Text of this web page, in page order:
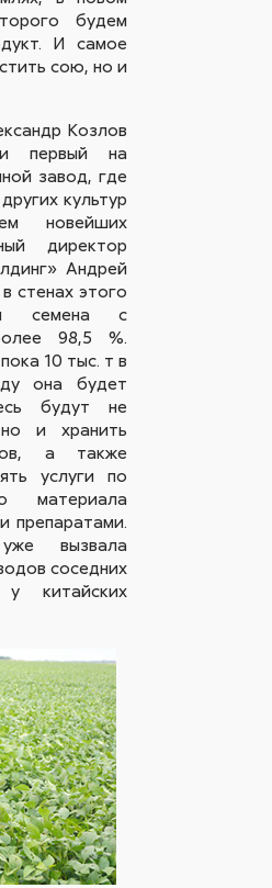
будем
И самое
сою, но и
Козлов
первый на
завод, где
культур
новейших
директор
Андрей
стенах этого
семена с
98,5 %.
10 тыс. т в
она будет
будут не
и хранить
а также
услуги по
материала
препаратами.
вызвала
соседних
китайских